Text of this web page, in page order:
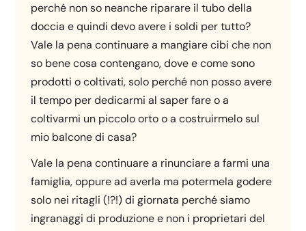
perché non so neanche riparare il tubo della
doccia e quindi devo avere i soldi per tutto?
Vale la pena continuare a mangiare cibi che non
so bene cosa contengano, dove e come sono
prodotti o coltivati, solo perché non posso avere
il tempo per dedicarmi al saper fare o a
coltivarmi un piccolo orto o a costruirmelo sul
mio balcone di casa?
Vale la pena continuare a rinunciare a farmi una
famiglia, oppure ad averla ma potermela godere
solo nei ritagli (!?!) di giornata perché siamo
ingranaggi di produzione e non i proprietari del